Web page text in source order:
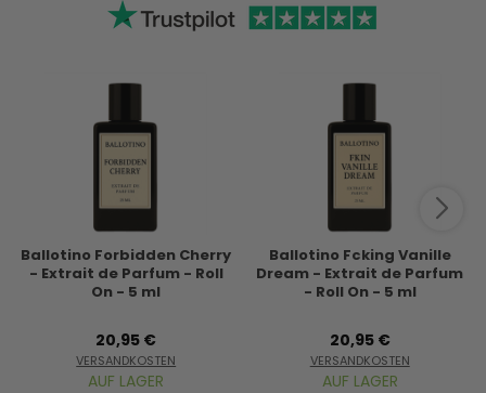
Ballotino Forbidden Cherry
- Extrait de Parfum - Roll
On - 5 ml
20,95 €
VERSANDKOSTEN
AUF LAGER
Ballotino Fcking Vanille
Dream - Extrait de Parfum
- Roll On - 5 ml
20,95 €
VERSANDKOSTEN
AUF LAGER